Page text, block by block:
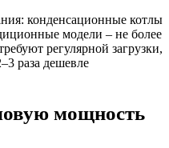
конденсационные котлы
модели – не более
регулярной загрузки,
раза дешевле
мощность